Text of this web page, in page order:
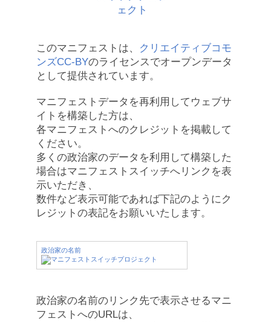
このマニフェストは、
クリエイティブコモ
ンズCC-BYのライセンスでオープンデータ
として提供されています。
マニフェストデータを再利用してウェブサ
イトを構築した方は、
各マニフェストへのクレジットを掲載して
ください。
多くの政治家のデータを利用して構築した
場合はマニフェストスイッチへリンクを表
示いただき、
数件など表示可能であれば下記のようにク
レジットの表記をお願いいたします。
政治家の名前
政治家の名前のリンク先で表示させるマニ
フェストへのURLは、